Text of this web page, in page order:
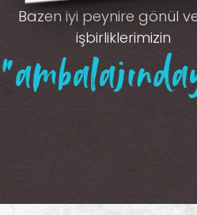
Bazen iyi peynire gönül
işbirliklerimizin